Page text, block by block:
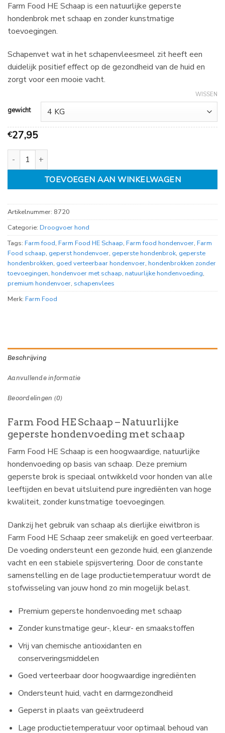
27,95
tot
72,25
Farm Food HE Schaap is een natuurlijke geperste
hondenbrok met schaap en zonder kunstmatige
toevoegingen.
Schapenvet wat in het schapenvleesmeel zit heeft een
duidelijk positief effect op de gezondheid van de huid en
zorgt voor een mooie vacht.
gewicht
WISSEN
€27,95
Farm food HE Schaap aantal
TOEVOEGEN AAN WINKELWAGEN
Artikelnummer: 8720
Categorie: Droogvoer hond
Tags: Farm food, Farm Food HE Schaap, Farm food hondenvoer, Farm
Food schaap, geperst hondenvoer, geperste hondenbrok, geperste
hondenbrokken, goed verteerbaar hondenvoer, hondenbrokken zonder
toevoegingen, hondenvoer met schaap, natuurlijke hondenvoeding,
premium hondenvoer, schapenvlees
Merk: Farm Food
Beschrijving
Aanvullende informatie
Beoordelingen (0)
Farm Food HE Schaap – Natuurlijke
geperste hondenvoeding met schaap
Farm Food HE Schaap is een hoogwaardige, natuurlijke
hondenvoeding op basis van schaap. Deze premium
geperste brok is speciaal ontwikkeld voor honden van alle
leeftijden en bevat uitsluitend pure ingrediënten van hoge
kwaliteit, zonder kunstmatige toevoegingen.
Dankzij het gebruik van schaap als dierlijke eiwitbron is
Farm Food HE Schaap zeer smakelijk en goed verteerbaar.
De voeding ondersteunt een gezonde huid, een glanzende
vacht en een stabiele spijsvertering. Door de constante
samenstelling en de lage productietemperatuur wordt de
stofwisseling van jouw hond zo min mogelijk belast.
Premium geperste hondenvoeding met schaap
Zonder kunstmatige geur-, kleur- en smaakstoffen
Vrij van chemische antioxidanten en
conserveringsmiddelen
Goed verteerbaar door hoogwaardige ingrediënten
Ondersteunt huid, vacht en darmgezondheid
Geperst in plaats van geëxtrudeerd
Lage productietemperatuur voor optimaal behoud van